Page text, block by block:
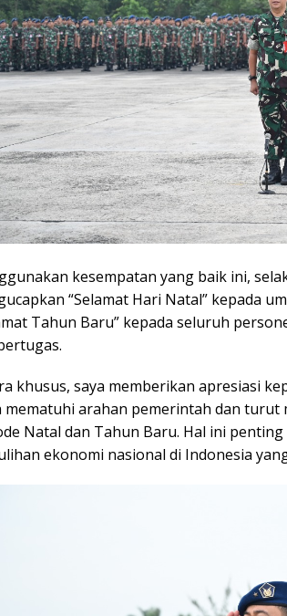
kesempatan yang baik ini,
“Selamat Hari Natal” kepada
Tahun Baru” kepada seluruh
khusus, saya memberikan apresiasi
mematuhi arahan pemerintah dan turut
Natal dan Tahun Baru. Hal ini
ekonomi nasional di Indonesia